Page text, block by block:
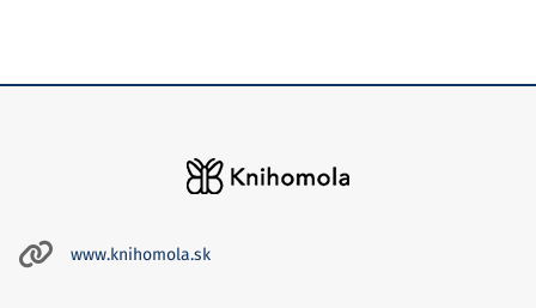
www.knihomola.sk